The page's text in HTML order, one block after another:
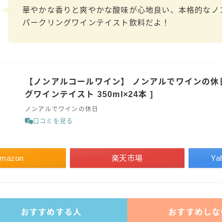
タカラCANチ
寶「丸おろし」
ちゅらWATTA
華やかな香りと爽やかな酸味が心地良い、本格的なノ
パークリングワインテイスト飲料だよ！
【ノンアルコールワイン】 ノンアルでワインの
グワインテイスト 350ml×24本 ]
ノンアルでワインの休日
口コミを見る
楽天市場
おすすめする人 おすすめしな